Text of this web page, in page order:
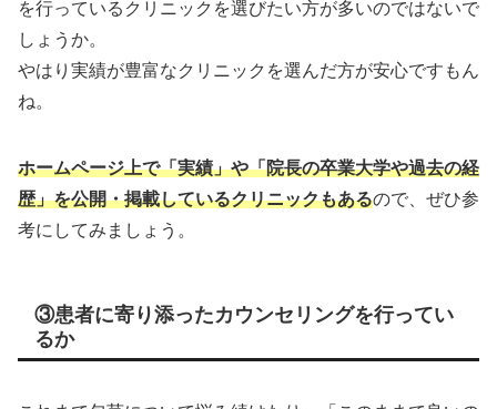
を行っているクリニックを選びたい方が多いのではないで
しょうか。
やはり実績が豊富なクリニックを選んだ方が安心ですもん
ね。
ホームページ上で「実績」や「院長の卒業大学や過去の経
歴」を公開・掲載しているクリニックもあるので、ぜひ参
考にしてみましょう。
③患者に寄り添ったカウンセリングを行ってい
るか